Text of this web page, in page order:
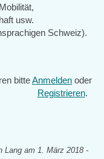
usw.
Schweiz).
bitteAnmelden oder
Registrieren.
Lang am 1. März 2018 -